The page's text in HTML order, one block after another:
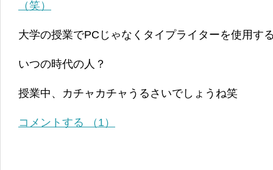
大学の授業でPCじゃなくタイプライターを使用す
いつの時代の人？
授業中、カチャカチャうるさいでしょうね笑
コメントする （1）